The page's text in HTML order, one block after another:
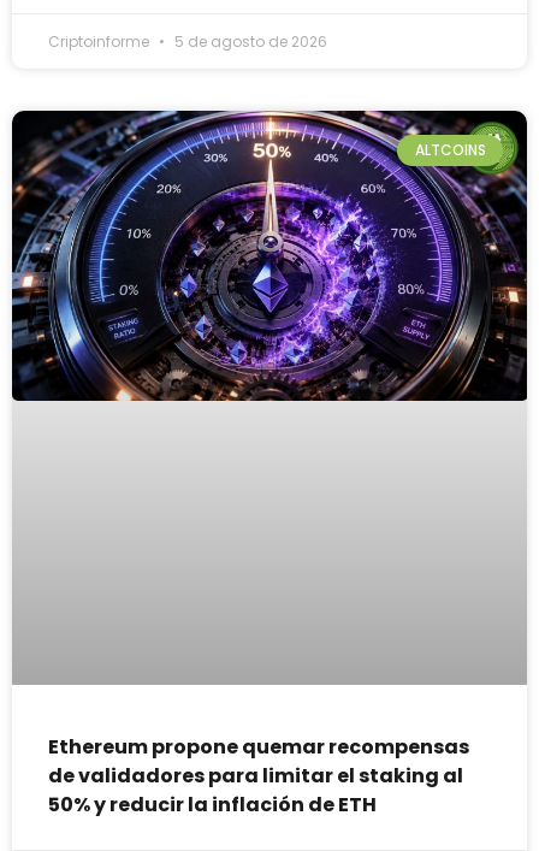
Criptoinforme 5 de agosto de 2026
ALTCOINS
Ethereum propone quemar recompensas
de validadores para limitar el staking al
50% y reducir la inflación de ETH